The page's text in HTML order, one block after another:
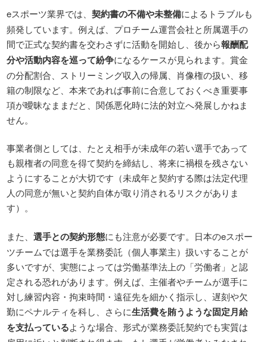
eスポーツ業界では、契約書の不備や未整備によるトラブルも
頻発しています。例えば、プロチーム運営会社と所属選手の
間で正式な契約書を交わさずに活動を開始し、後から報酬配
分や活動内容を巡って紛争になるケースが見られます。賞金
の分配割合、ストリーミング収入の帰属、肖像権の扱い、移
籍の制限など、本来であれば事前に合意しておくべき重要事
項が曖昧なままだと、関係悪化時に法的対立へ発展しかねま
せん。
事業者側としては、たとえ相手が未成年の若い選手であって
も親権者の同意を得て契約を締結し、将来に禍根を残さない
ようにすることが大切です（未成年と契約する際は法定代理
人の同意が無いと契約自体が取り消されるリスクがありま
す）。
また、選手との契約形態にも注意が必要です。日本のeスポー
ツチームでは選手を業務委託（個人事業主）扱いすることが
多いですが、実態によっては労働基準法上の「労働者」と認
定される恐れがあります。例えば、主催者やチームが選手に
対し練習内容・拘束時間・遠征先を細かく指示し、遅刻や欠
勤にペナルティを科し、さらに生活費を賄うような固定月給
を支払っているような場合、形式が業務委託契約でも実質は